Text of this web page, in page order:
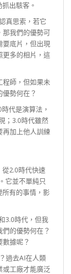
出駭客。
真思索，若它
那我們的優勢可
要底片，但出現
更多的相片，這
程師，但如果未
勢何在？
代是演算法，
；3.0時代雖然
再加上他人訓練
2.0時代快速
它並不單純只
有的事情，影
3.0時代，但我
的優勢何在？
據呢？
過去AI在人類
或工廠才能廣泛